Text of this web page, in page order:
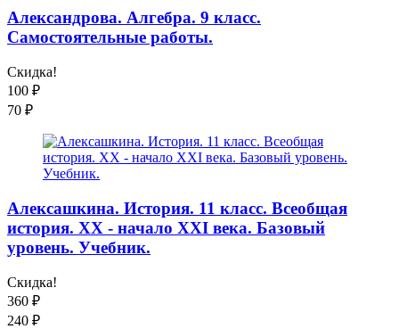
Александрова. Алгебра. 9 класс.
Самостоятельные работы.
Скидка!
100 ₽
70 ₽
Алексашкина. История. 11 класс. Всеобщая
история. XX - начало XXI века. Базовый
уровень. Учебник.
Скидка!
360 ₽
240 ₽